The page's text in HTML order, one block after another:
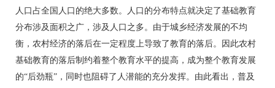
人口占全国人口的绝大多数。人口的分布特点就决定了基础教育
分布涉及面积之广，涉及人口之多。由于城乡经济发展的不均
衡，农村经济的落后在一定程度上导致了教育的落后。因此农村
基础教育的落后制约着整个教育水平的提高，成为整个教育发展
的“后劲瓶”，同时也阻碍了人潜能的充分发挥。由此看出，普及